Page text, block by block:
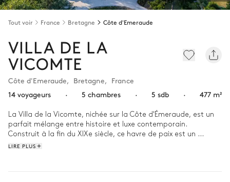
Tout voir France Bretagne Côte d'Emeraude
VILLA DE LA
VICOMTE
Côte d'Emeraude, Bretagne, France
14 voyageurs
· 5 chambres · 5 sdb · 477 m²
La Villa de la Vicomte, nichée sur la Côte d'Émeraude, est un
parfait mélange entre histoire et luxe contemporain.
Construit à la fin du XIXe siècle, ce havre de paix est un
concentré de charme et de caractère, de son vaste jardin
LIRE PLUS